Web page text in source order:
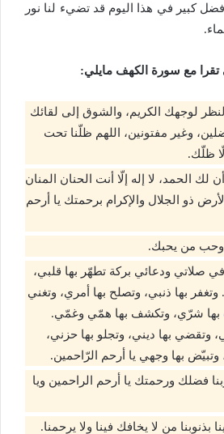
كبير في هذا اليوم قد تضيء لنا نور
تقرا مع سورة الكهف مايلي:
النظر لوجهك الكريم، والشوق إلى لقائك
وغير مفتونين، اللهم ظلّنا تحت
ظلّك.
لك الحمد، لا إله إلّا أنت الحنان المنان
ذو الجلال والإكرام برحمتك يا أرحم
وحب من يحبك.
صلاتي ودعائي بركة تطهّر بها قلبي،
بها ذنبي، وتصلح بها أمري، وتغني
بها شرّي، وتكشف بها همّي وغمّي.
بها ديني، وتجلو بها حزني،
بها وجهي يا أرحم الرّاحمين.
فضلك ورحمتك يا أرحم الراحمين ويا
بذنوبنا من لا يخافك فينا ولا يرحمنا.